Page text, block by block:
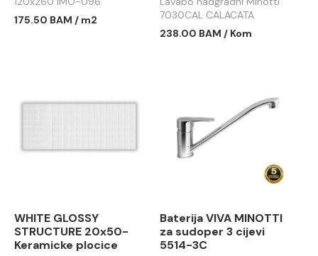
175.50 BAM / m2
7030CAL CALACATA
615x360
238.00 BAM / Kom
WHITE GLOSSY
STRUCTURE 20x50-
Keramicke plocice
Baterija VIVA MINOTTI
za sudoper 3 cijevi
5514-3C